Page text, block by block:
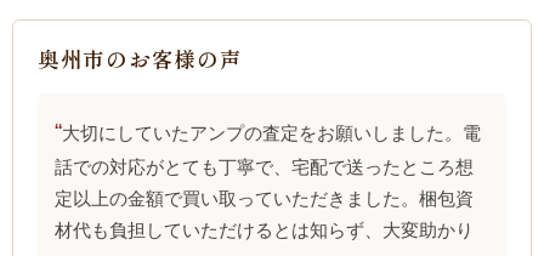
奥州市のお客様の声
大切にしていたアンプの査定をお願いしました。電
話での対応がとても丁寧で、宅配で送ったところ想
定以上の金額で買い取っていただきました。梱包資
材代も負担していただけるとは知らず、大変助かり